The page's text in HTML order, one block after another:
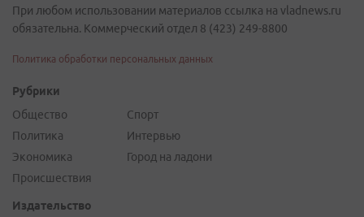
При любом использовании материалов ссылка на vladnews.ru
обязательна. Коммерческий отдел 8 (423) 249-8800
Политика обработки персональных данных
Рубрики
Общество
Политика
Экономика
Происшествия
Спорт
Интервью
Город на ладони
Издательство